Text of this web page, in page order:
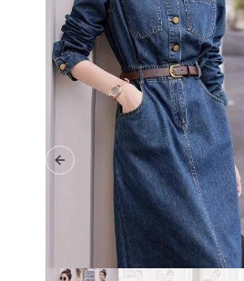
Previous slide